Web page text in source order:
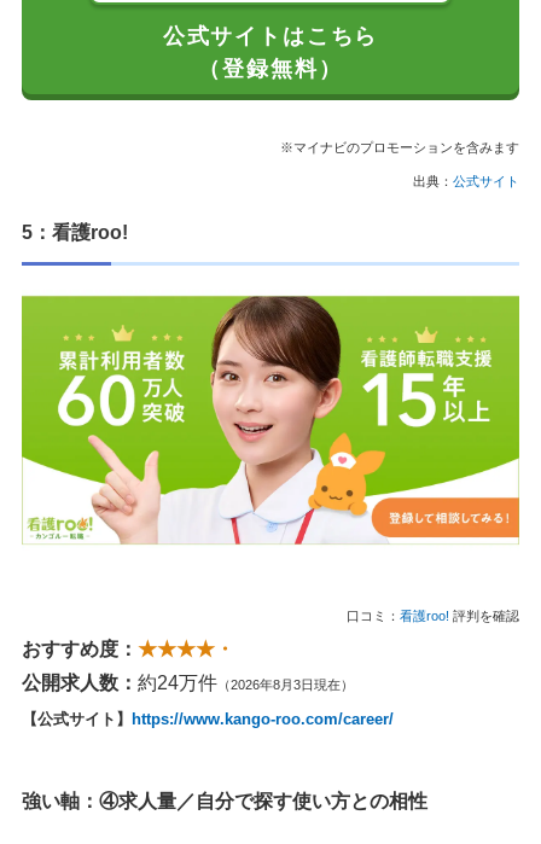
公式サイトはこちら
（登録無料）
※マイナビのプロモーションを含みます
出典： 公式サイト
5：看護roo!
口コミ： 看護roo! 評判を確認
おすすめ度： ★★★★・
公開求人数： 約24万件 （2026年8月3日現在）
【公式サイト】 https://www.kango-roo.com/career/
強い軸：④求人量／自分で探す使い方との相性